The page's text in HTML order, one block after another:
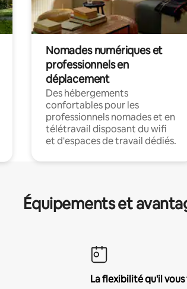
Nomades numériques et
professionnels en
déplacement
Des hébergements
confortables pour les
professionnels nomades et en
télétravail disposant du wifi
et d'espaces de travail dédiés.
Équipements et
La flexibilité qu'il